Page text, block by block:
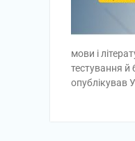
мови і
тестування й
опублікував